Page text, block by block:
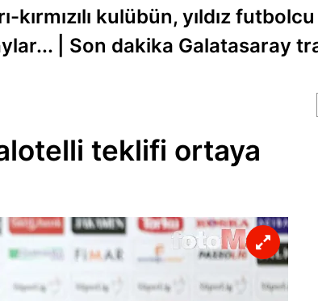
kırmızılı kulübün, yıldız
| Son dakika Galatasaray
teklifi ortaya